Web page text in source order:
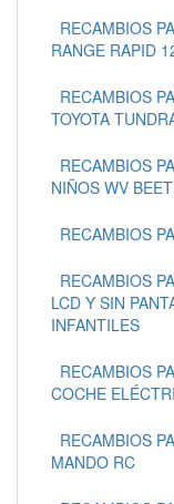
RECAMBIOS
RANGE RAPID
RECAMBIOS
TOYOTA
RECAMBIOS
NIÑOS WV
RECAMBIOS
RECAMBIOS
LCD Y SIN
INFANTILES
RECAMBIOS
COCHE
RECAMBIOS
MANDO RC